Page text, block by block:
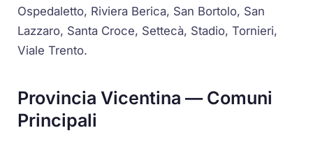
Ospedaletto, Riviera Berica, San Bortolo, San
Lazzaro, Santa Croce, Settecà, Stadio, Tornieri,
Viale Trento.
Provincia Vicentina — Comuni
Principali